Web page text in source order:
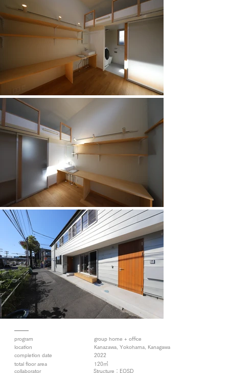
120㎡
program
location
completion date
group home + office
total floor area
Kanazawa, Yokohama, Kanagawa
collaborator Structure：EQSD
2022